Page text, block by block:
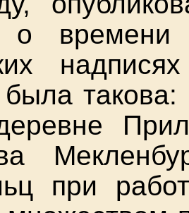
о
такова:
при